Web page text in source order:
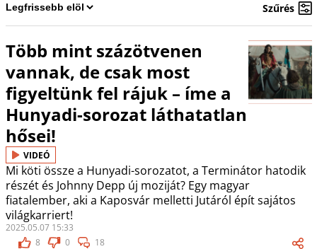
Szűrés
Több mint százötvenen
vannak, de csak most
figyeltünk fel rájuk – íme a
Hunyadi-sorozat láthatatlan
hősei!
VIDEÓ
Mi köti össze a Hunyadi-sorozatot, a Terminátor hatodik
részét és Johnny Depp új moziját? Egy magyar
fiatalember, aki a Kaposvár melletti Jutáról épít sajátos
világkarriert!
2025.05.07 15:33
8
0 18